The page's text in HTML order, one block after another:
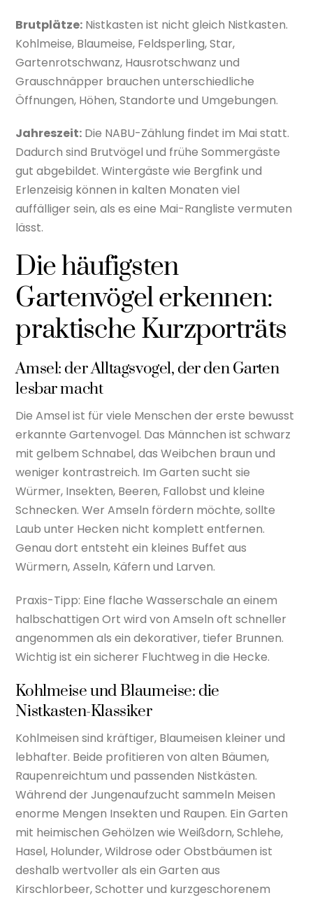
Brutplätze: Nistkasten ist nicht gleich Nistkasten.
Kohlmeise, Blaumeise, Feldsperling, Star,
Gartenrotschwanz, Hausrotschwanz und
Grauschnäpper brauchen unterschiedliche
Öffnungen, Höhen, Standorte und Umgebungen.
Jahreszeit: Die NABU-Zählung findet im Mai statt.
Dadurch sind Brutvögel und frühe Sommergäste
gut abgebildet. Wintergäste wie Bergfink und
Erlenzeisig können in kalten Monaten viel
auffälliger sein, als es eine Mai-Rangliste vermuten
lässt.
Die häufigsten
Gartenvögel erkennen:
praktische Kurzporträts
Amsel: der Alltagsvogel, der den Garten
lesbar macht
Die Amsel ist für viele Menschen der erste bewusst
erkannte Gartenvogel. Das Männchen ist schwarz
mit gelbem Schnabel, das Weibchen braun und
weniger kontrastreich. Im Garten sucht sie
Würmer, Insekten, Beeren, Fallobst und kleine
Schnecken. Wer Amseln fördern möchte, sollte
Laub unter Hecken nicht komplett entfernen.
Genau dort entsteht ein kleines Buffet aus
Würmern, Asseln, Käfern und Larven.
Praxis-Tipp: Eine flache Wasserschale an einem
halbschattigen Ort wird von Amseln oft schneller
angenommen als ein dekorativer, tiefer Brunnen.
Wichtig ist ein sicherer Fluchtweg in die Hecke.
Kohlmeise und Blaumeise: die
Nistkasten-Klassiker
Kohlmeisen sind kräftiger, Blaumeisen kleiner und
lebhafter. Beide profitieren von alten Bäumen,
Raupenreichtum und passenden Nistkästen.
Während der Jungenaufzucht sammeln Meisen
enorme Mengen Insekten und Raupen. Ein Garten
mit heimischen Gehölzen wie Weißdorn, Schlehe,
Hasel, Holunder, Wildrose oder Obstbäumen ist
deshalb wertvoller als ein Garten aus
Kirschlorbeer, Schotter und kurzgeschorenem